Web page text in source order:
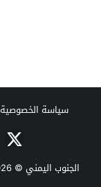
سياسة الخصوصية
الجنوب اليمني © 2026 جميع الحقوق محفوظة.